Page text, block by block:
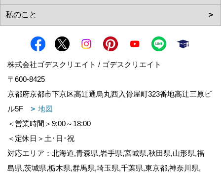
株式会社ゴデスクリエイト / ゴデスクリエイト
〒600-8425
京都府京都市下京区高辻通烏丸西入骨屋町323番地高辻三原ビ
ル5F
地図
＜営業時間＞9:00～18:00
＜定休日＞土･日･祝
対応エリア：北海道,青森県,岩手県,宮城県,秋田県,山形県,福
島県,茨城県,栃木県,群馬県,埼玉県,千葉県,東京都,神奈川県,